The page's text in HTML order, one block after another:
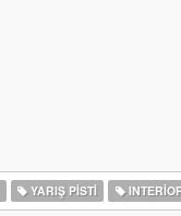
YARIŞ PISTI